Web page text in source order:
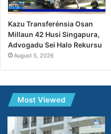
Kazu Transferénsia Osan
Millaun 42 Husi Singapura,
Advogadu Sei Halo Rekursu
August 5, 2026
Most Viewed